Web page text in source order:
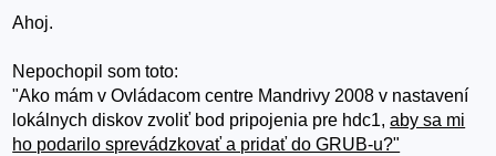
Ahoj.
Nepochopil som toto:
"Ako mám v Ovládacom centre Mandrivy 2008 v nastavení
lokálnych diskov zvoliť bod pripojenia pre hdc1,aby sa mi
ho podarilo sprevádzkovať a pridať do GRUB-u?"